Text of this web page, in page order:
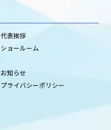
代表挨拶
ショールーム
お知らせ
プライバシーポリシー